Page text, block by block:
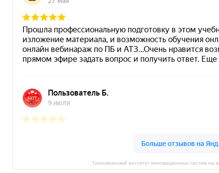
Тихоокеанский институт инновационных систем на